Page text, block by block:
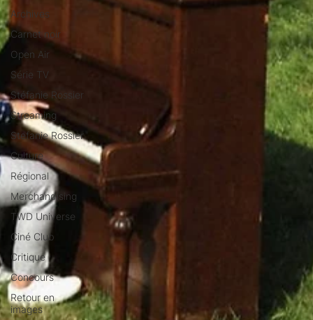
Archives
Carnet noir
Open Air
Série TV
Stéfanie Rossier
Streaming
Stefanie Rossier
Culture
Régional
Merchandising
TWD Universe
Ciné Club
Critique
Concours
Retour en
images